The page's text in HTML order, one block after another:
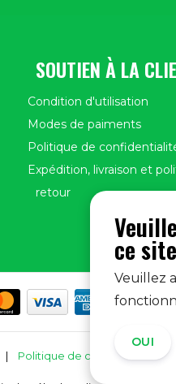
SOUTIEN À LA
Condition d'utilisation
Modes de paiments
Politique de
Expédition, livraison et
retour
Politique de confidentialité
ce
Veuillez
OUI